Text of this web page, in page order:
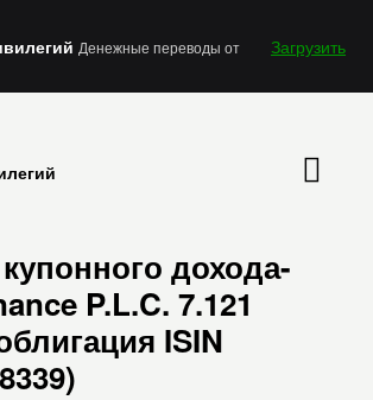
Денежные переводы от
Загрузить
дохода-
P.L.C. 7.121
ISIN